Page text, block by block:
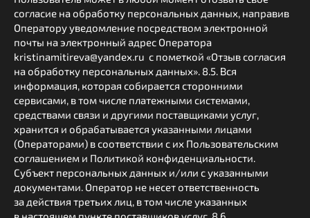
согласие на обработку персональных данных, направив
Оператору уведомление посредством электронной
почты на электронный адрес Оператора
kristinamitireva@yandex.ru с пометкой «Отзыв согласия
на обработку персональных данных». 8.5. Вся
информация, которая собирается сторонними
сервисами, в том числе платежными системами,
средствами связи и другими поставщиками услуг,
хранится и обрабатывается указанными лицами
(Операторами) в соответствии с их Пользовательским
соглашением и Политикой конфиденциальности.
Субъект персональных данных и/или с указанными
документами. Оператор не несет ответственность
за действия третьих лиц, в том числе указанных